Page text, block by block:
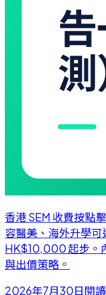
香港 SEM 收費按點
容醫美、海外升學
HK$10,000 起步。
與出價策略。
2026年7月30日閱讀